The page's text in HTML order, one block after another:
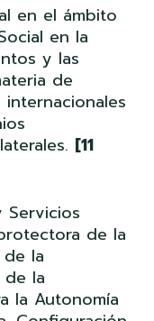
en el ámbito
en la
y las
de
[11
Servicios
de la
la
la
la Autonomía